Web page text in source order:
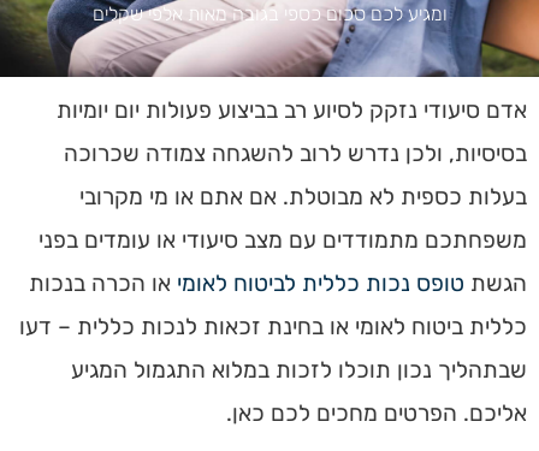
ומגיע לכם סכום כספי בגובה מאות אלפי שקלים
אדם סיעודי נזקק לסיוע רב בביצוע פעולות יום יומיות
בסיסיות, ולכן נדרש לרוב להשגחה צמודה שכרוכה
בעלות כספית לא מבוטלת. אם אתם או מי מקרובי
משפחתכם מתמודדים עם מצב סיעודי או עומדים בפני
הגשת טופס נכות כללית לביטוח לאומי או הכרה בנכות
כללית ביטוח לאומי או בחינת זכאות לנכות כללית – דעו
שבתהליך נכון תוכלו לזכות במלוא התגמול המגיע
אליכם. הפרטים מחכים לכם כאן.